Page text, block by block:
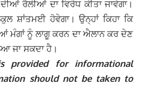
ਰੈਲੀਆਂ ਦਾ ਵਿਰੋਧ ਕੀਤਾ ਜਾਵੇਗਾ।
ਸ਼ਾਂਤਮਈ ਹੋਵੇਗਾ। ਉਨ੍ਹਾਂ ਕਿਹਾ ਕਿ
ਮੰਗਾਂ ਨੂੰ ਲਾਗੂ ਕਰਨ ਦਾ ਐਲਾਨ ਕਰ ਦੇਣ
ਜਾ ਸਕਦਾ ਹੈ।
provided for informational
should not be taken to